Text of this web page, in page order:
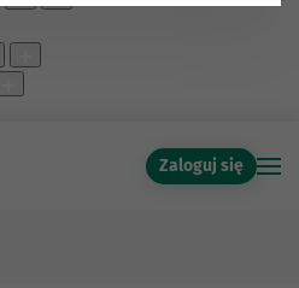
Zaloguj się